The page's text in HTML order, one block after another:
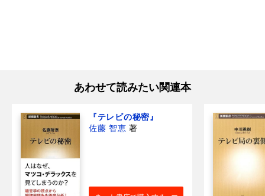
あわせて読みたい関連本
『テレビの秘密』
佐藤 智恵 著